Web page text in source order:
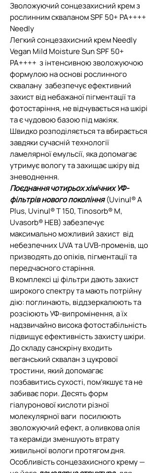
Зволожуючий сонцезахисний крем з
рослинним скваланом SPF 50+ PA++++
Needly
Легкий сонцезахисний крем Needly
Vegan Mild Moisture Sun SPF 50+
PA++++ з інтенсивною зволожуючою
формулою на основі рослинного
сквалану забезпечує ефективний
захист від небажаної пігментації та
фотостаріння, не відчувається на шкірі
та є чудовою базою під макіяж.
Швидко розподіляється та вбирається
завдяки сучасній технології
ламелярної емульсії, яка допомагає
утримує вологу та захищає шкіру від
зневоднення.
Поєднання чотирьох хімічних УФ-
фільтрів нового покоління(Uvinul® A
Plus, Uvinul® T 150, Tinosorb® M,
Uvasorb® HEB) забезпечує
максимально можливий захист від
небезпечних UVA та UVB-променів, що
призводять до опіків, пігментації та
передчасного старіння.
В комплексі ці фільтри дають захист
широкого спектру та мають потрійну
дію: поглинають, віддзеркалюють та
розсіюють УФ-випромінення, а їх
надзвичайно висока фотостабільність
підвищує ефективність захисту шкіри.
До складу санскріну входить
веганський сквалан з цукрової
тростини, який допомагає
позбавитись сухості, пом’якшує та не
забиває пори. Десять форм
гіалуронової кислоти різної
молекулярної ваги посилюють
зволожуючий ефект, а оливкова олія
та кераміди зменшують втрату
живильної вологи протягом дня.
Особливість сонцезахисного крему —